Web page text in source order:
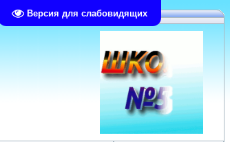
Версия для слабовидящих